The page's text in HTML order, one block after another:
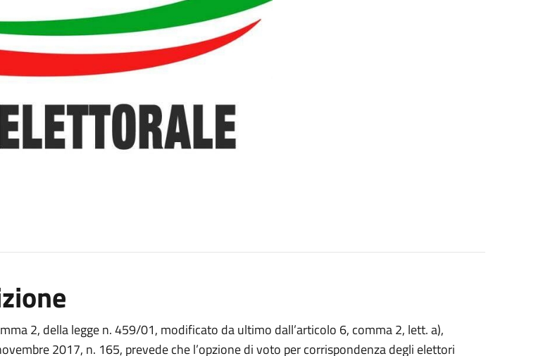
2, della legge n. 459/01, modificato da ultimo dall’articolo 6, comma 2, lett. a),
2017, n. 165, prevede che l’opzione di voto per corrispondenza degli elettori